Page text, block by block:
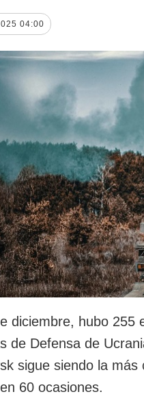
04:00
diciembre, hubo 255
de Defensa de
sigue siendo la
60 ocasiones.